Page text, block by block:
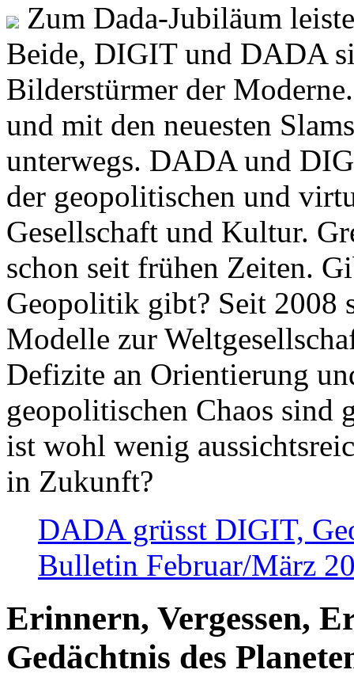
Zum Dada-Jubiläum
Beide, DIGIT und DADA
Bilderstürmer der
und mit den neuesten
unterwegs. DADA und
der geopolitischen und
Gesellschaft und Kultur.
schon seit frühen Zeiten.
Geopolitik gibt? Seit 2008
Modelle zur
Defizite an Orientierung
geopolitischen Chaos sind
ist wohl wenig
in Zukunft?
DADA grüsst DIGIT,
Bulletin Februar/März
Erinnern, Vergessen,
Gedächtnis des